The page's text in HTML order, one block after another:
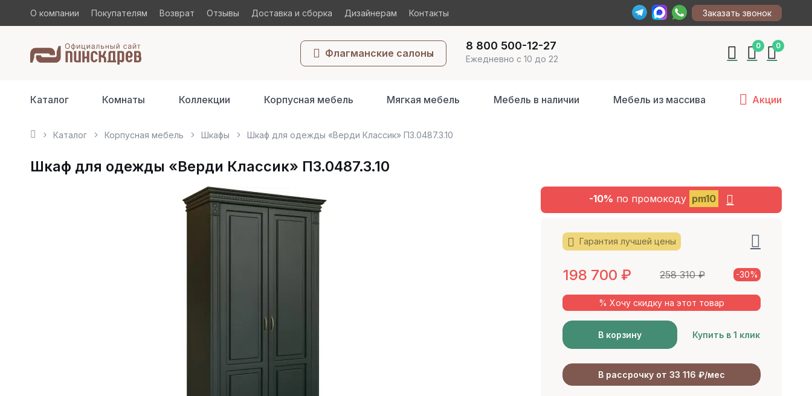
О компании Покупателям Возврат Отзывы Доставка и сборка Дизайнерам Контакты Заказать звонок
Флагманские салоны
8 800 500-12-27
Ежедневно с 10 до 22
0 0
Каталог Комнаты Коллекции Корпусная мебель Мягкая мебель Мебель в наличии Мебель из массива Акции
Каталог Корпусная мебель Шкафы Шкаф для одежды «Верди Классик» П3.0487.3.10
Шкаф для одежды «Верди Классик» П3.0487.3.10
-10% по промокоду pm10
Гарантия лучшей цены
198 700 ₽ 258 310₽ -30%
% Хочу скидку на этот товар
В корзину Купить в 1 клик
В рассрочку от 33 116 ₽/мес